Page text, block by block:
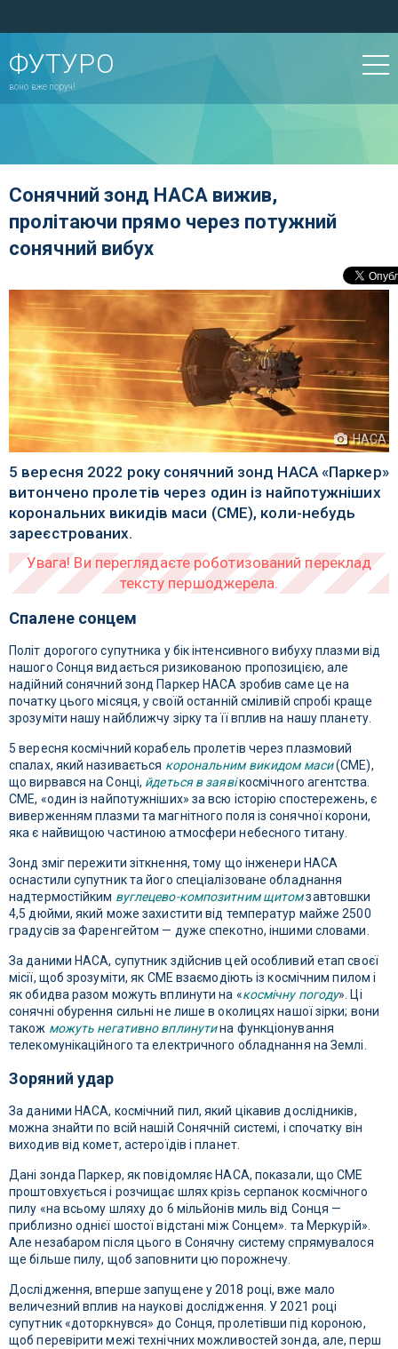
ФУТУРО
воно вже поруч!
Сонячний зонд НАСА вижив,
пролітаючи прямо через потужний
сонячний вибух
НАСА
5 вересня 2022 року сонячний зонд НАСА «Паркер»
витончено пролетів через один із найпотужніших
корональних викидів маси (CME), коли-небудь
зареєстрованих.
Спалене сонцем
Політ дорогого супутника у бік інтенсивного вибуху плазми від
нашого Сонця видається ризикованою пропозицією, але
надійний сонячний зонд Паркер НАСА зробив саме це на
початку цього місяця, у своїй останній сміливій спробі краще
зрозуміти нашу найближчу зірку та її вплив на нашу планету.
5 вересня космічний корабель пролетів через плазмовий
спалах, який називається корональним викидом маси(CME),
що вирвався на Сонці, йдеться в заяві космічного агентства.
CME, «один із найпотужніших» за всю історію спостережень, є
виверженням плазми та магнітного поля із сонячної корони,
яка є найвищою частиною атмосфери небесного титану.
Зонд зміг пережити зіткнення, тому що інженери НАСА
оснастили супутник та його спеціалізоване обладнання
надтермостійким вуглецево-композитним щитомзавтовшки
4,5 дюйми, який може захистити від температур майже 2500
градусів за Фаренгейтом — дуже спекотно, іншими словами.
За даними НАСА, супутник здійснив цей особливий етап своєї
місії, щоб зрозуміти, як CME взаємодіють із космічним пилом і
як обидва разом можуть вплинути на «космічну погоду». Ці
сонячні обурення сильні не лише в околицях нашої зірки; вони
також можуть негативно вплинутина функціонування
телекомунікаційного та електричного обладнання на Землі.
Зоряний удар
За даними НАСА, космічний пил, який цікавив дослідників,
можна знайти по всій нашій Сонячній системі, і спочатку він
виходив від комет, астероїдів і планет.
Дані зонда Паркер, як повідомляє НАСА, показали, що CME
проштовхується і розчищає шлях крізь серпанок космічного
пилу «на всьому шляху до 6 мільйонів миль від Сонця —
приблизно однієї шостої відстані між Сонцем». та Меркурій».
Але незабаром після цього в Сонячну систему спрямувалося
ще більше пилу, щоб заповнити цю порожнечу.
Дослідження, вперше запущене у 2018 році, вже мало
величезний вплив на наукові дослідження. У 2021 році
супутник «доторкнувся» до Сонця, пролетівши під короною,
щоб перевірити межі технічних можливостей зонда, але, перш